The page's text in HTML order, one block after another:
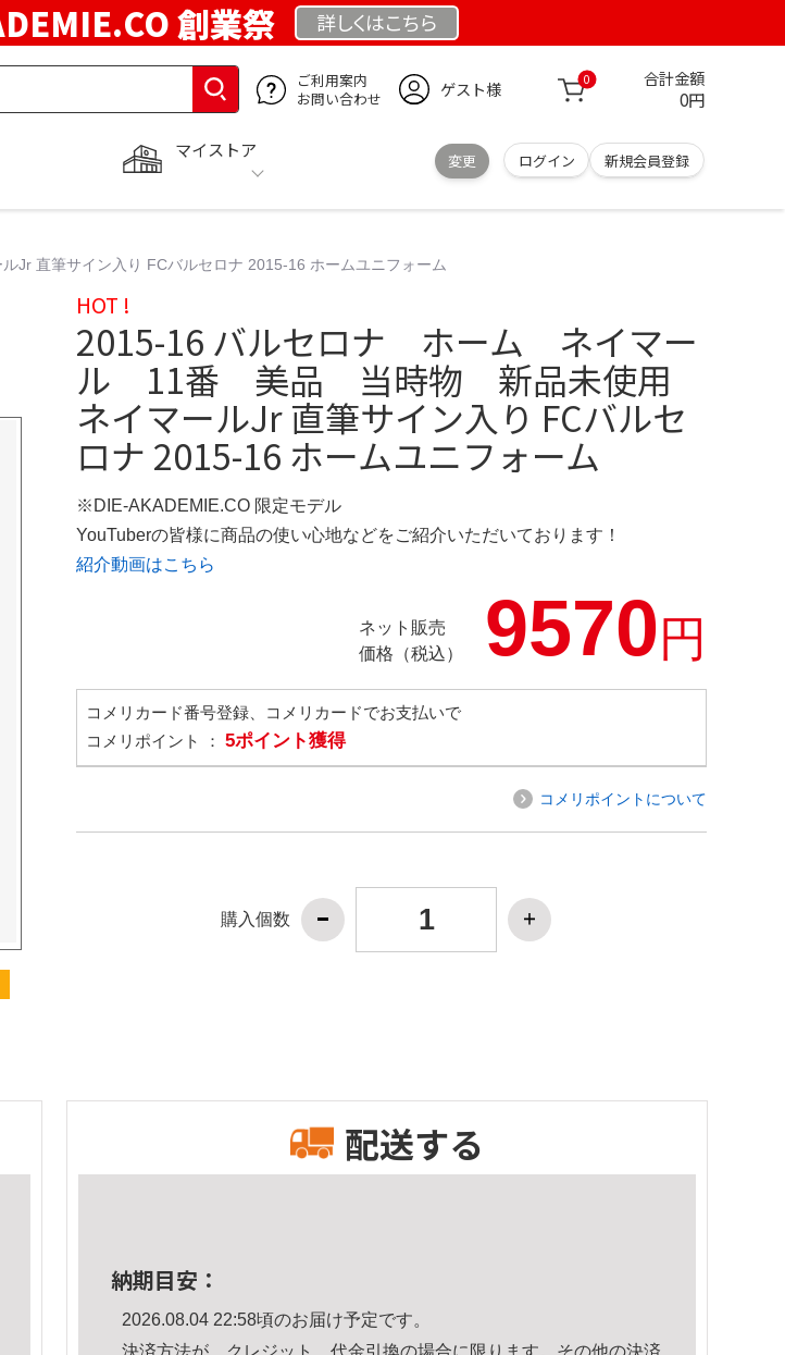
創業祭 詳しくはこちら
ご利用案内
お問い合わせ
ゲスト様 0 合計金額
0円
マイストア
変更 ログイン 新規会員登録
筆サイン入り FCバルセロナ 2015-16 ホームユニフォーム
HOT !
2015-16 バルセロナ ホーム ネイマー
ル 11番 美品 当時物 新品未使用
ネイマールJr 直筆サイン入り FCバルセ
ロナ 2015-16 ホームユニフォーム
※DIE-AKADEMIE.CO 限定モデル
YouTuberの皆様に商品の使い心地などをご紹介いただいております！
紹介動画はこちら
ネット販売
価格（税込）
9570円
コメリカード番号登録、コメリカードでお支払いで
コメリポイント ： 5ポイント獲得
コメリポイントについて
購入個数
配送する
納期目安：
2026.08.04 22:58頃のお届け予定です。
決済方法が、クレジット、代金引換の場合に限ります。その他の決済